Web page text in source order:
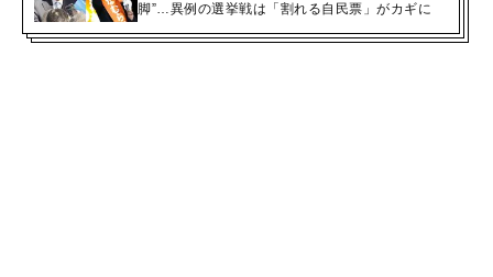
脚”…異例の選挙戦は「割れる自民票」がカギに